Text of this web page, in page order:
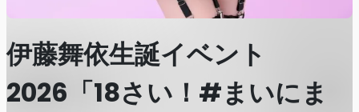
伊藤舞依生誕イベント
2026「18さい！#まいにま